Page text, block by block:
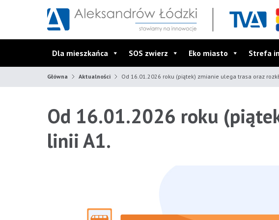
Dla mieszkańca SOS zwierz Eko miasto Strefa
Główna Aktualności Od 16.01.2026 roku (piątek) zmianie ulega trasa oraz
Od 16.01.2026 roku
linii A1.